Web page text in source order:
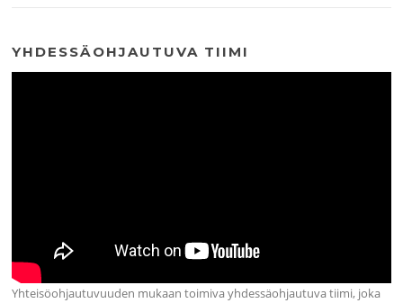
YHDESSÄOHJAUTUVA TIIMI
Yhteisöohjautuvuuden mukaan toimiva yhdessäohjautuva tiimi, joka